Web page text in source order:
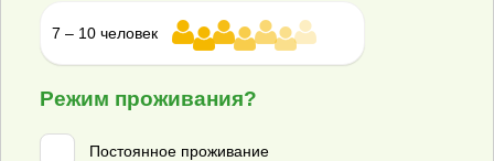
Вариант 3: Отведение очищенной воды в водоем
7 – 10 человек
Режим проживания?
Постоянное проживание